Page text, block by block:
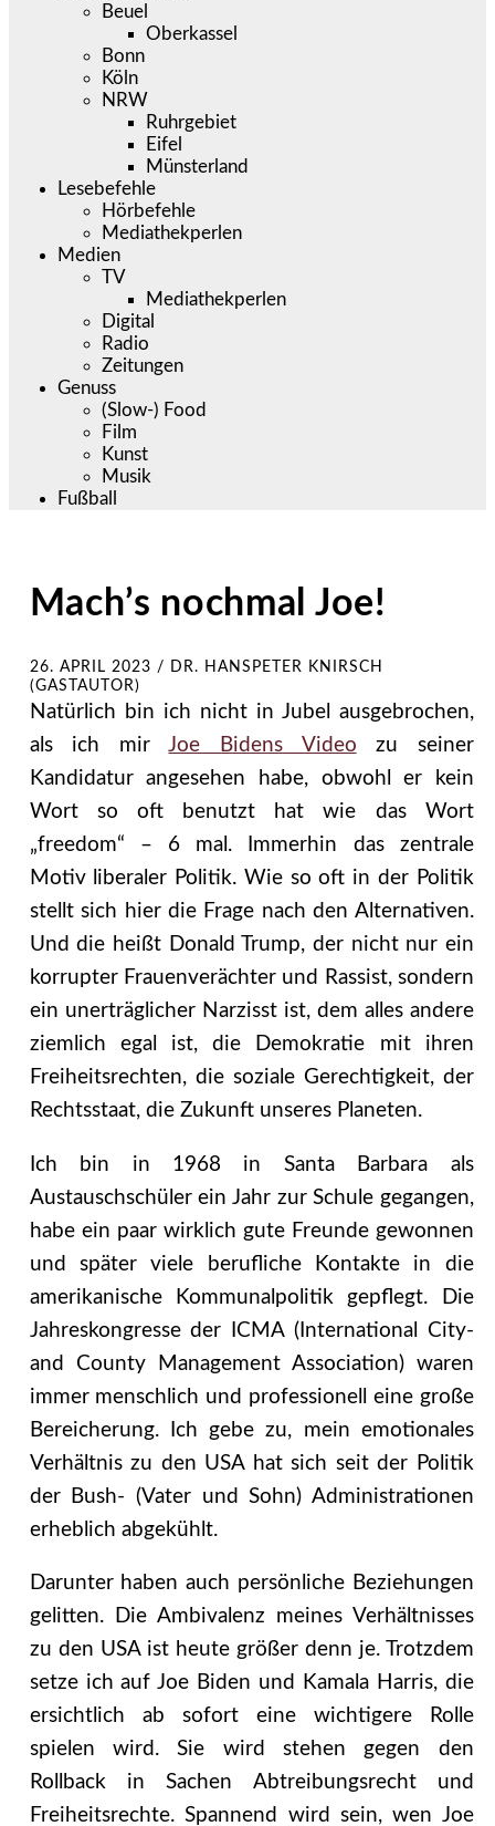
Beuel
Oberkassel
Bonn
Köln
NRW
Ruhrgebiet
Eifel
Münsterland
Lesebefehle
Hörbefehle
Mediathekperlen
Medien
TV
Mediathekperlen
Digital
Radio
Zeitungen
Genuss
(Slow-) Food
Film
Kunst
Musik
Fußball
Mach’s nochmal Joe!
26. APRIL 2023 /
DR. HANSPETER KNIRSCH
(GASTAUTOR)
Natürlich bin ich nicht in Jubel ausgebrochen,
als ich mirJoe Bidens Video zu seiner
Kandidatur angesehen habe, obwohl er kein
Wort so oft benutzt hat wie das Wort
„freedom“ – 6 mal. Immerhin das zentrale
Motiv liberaler Politik. Wie so oft in der Politik
stellt sich hier die Frage nach den Alternativen.
Und die heißt Donald Trump, der nicht nur ein
korrupter Frauenverächter und Rassist, sondern
ein unerträglicher Narzisst ist, dem alles andere
ziemlich egal ist, die Demokratie mit ihren
Freiheitsrechten, die soziale Gerechtigkeit, der
Rechtsstaat, die Zukunft unseres Planeten.
Ich bin in 1968 in Santa Barbara als
Austauschschüler ein Jahr zur Schule gegangen,
habe ein paar wirklich gute Freunde gewonnen
und später viele berufliche Kontakte in die
amerikanische Kommunalpolitik gepflegt. Die
Jahreskongresse der ICMA (International City-
and County Management Association) waren
immer menschlich und professionell eine große
Bereicherung. Ich gebe zu, mein emotionales
Verhältnis zu den USA hat sich seit der Politik
der Bush- (Vater und Sohn) Administrationen
erheblich abgekühlt.
Darunter haben auch persönliche Beziehungen
gelitten. Die Ambivalenz meines Verhältnisses
zu den USA ist heute größer denn je. Trotzdem
setze ich auf Joe Biden und Kamala Harris, die
ersichtlich ab sofort eine wichtigere Rolle
spielen wird. Sie wird stehen gegen den
Rollback in Sachen Abtreibungsrecht und
Freiheitsrechte. Spannend wird sein, wen Joe